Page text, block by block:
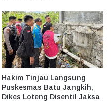
Hakim Tinjau Langsung
Puskesmas Batu Jangkih,
Dikes Loteng Disentil Jaksa